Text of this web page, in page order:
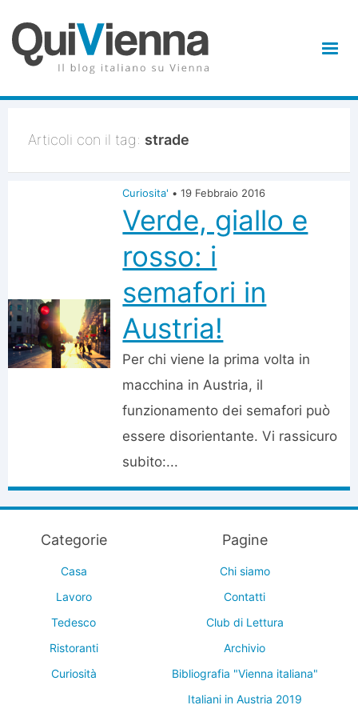
Articoli con il tag: strade
Curiosita' • 19 Febbraio 2016
Verde, giallo e
rosso: i
semafori in
Austria!
Per chi viene la prima volta in
macchina in Austria, il
funzionamento dei semafori può
essere disorientante. Vi rassicuro
subito:...
Categorie
Casa
Lavoro
Tedesco
Ristoranti
Curiosità
Pagine
Chi siamo
Contatti
Club di Lettura
Archivio
Bibliografia "Vienna italiana"
Italiani in Austria 2019